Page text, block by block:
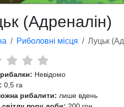
(Адреналін)
Риболовні місця Луцьк
Невідомо
0,5 га
рибалити: лише вдень